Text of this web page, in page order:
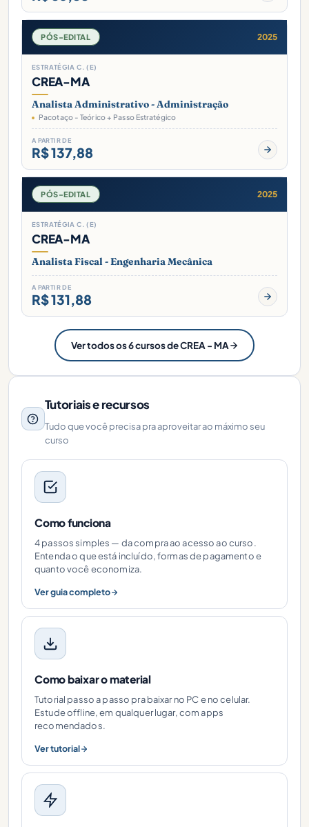
PÓS-EDITAL 2025
ESTRATÉGIA C. (E)
CREA-MA
Analista Administrativo - Administração
Pacotaço - Teórico + Passo Estratégico
A PARTIR DE
R$ 137,88
PÓS-EDITAL 2025
ESTRATÉGIA C. (E)
CREA-MA
Analista Fiscal - Engenharia Mecânica
A PARTIR DE
R$ 131,88
Ver todos os 6 cursos de CREA - MA
Tutoriais e recursos
Tudo que você precisa pra aproveitar ao máximo seu
curso
Como funciona
4 passos simples — da compra ao acesso ao curso.
Entenda o que está incluído, formas de pagamento e
quanto você economiza.
Ver guia completo
Como baixar o material
Tutorial passo a passo pra baixar no PC e no celular.
Estude offline, em qualquer lugar, com apps
recomendados.
Ver tutorial